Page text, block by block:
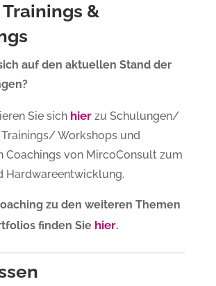
&
auf den aktuellen Stand der
Sie sich hier zu Schulungen/
Workshops und
Coachings von MircoConsult zum
Hardwareentwicklung.
zu den weiteren Themen
finden Sie hier.